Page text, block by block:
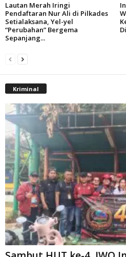
Lautan Merah Iringi
Pendaftaran Nur Ali di Pilkades
Setialaksana, Yel-yel
“Perubahan” Bergema
Sepanjang...
Kriminal